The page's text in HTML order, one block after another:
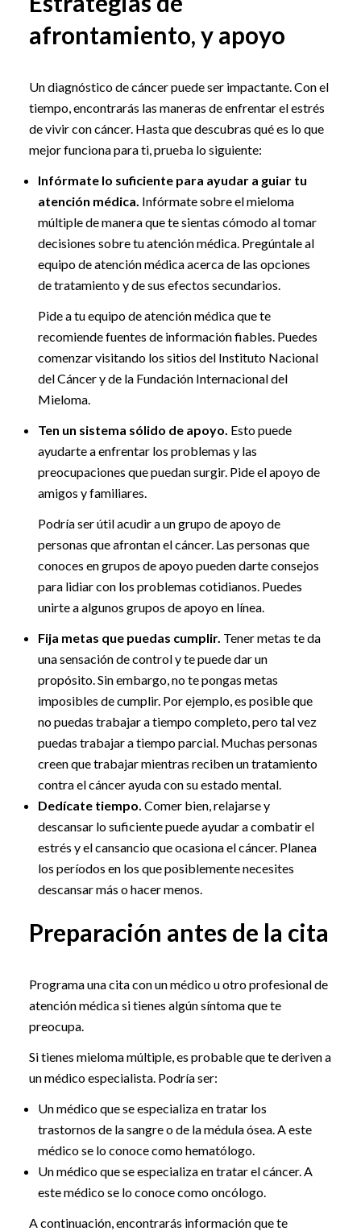
afrontamiento, y apoyo
Un diagnóstico de cáncer puede ser impactante. Con el
tiempo, encontrarás las maneras de enfrentar el estrés
de vivir con cáncer. Hasta que descubras qué es lo que
mejor funciona para ti, prueba lo siguiente:
Infórmate lo suficiente para ayudar a guiar tu
atención médica. Infórmate sobre el mieloma
múltiple de manera que te sientas cómodo al tomar
decisiones sobre tu atención médica. Pregúntale al
equipo de atención médica acerca de las opciones
de tratamiento y de sus efectos secundarios.
Pide a tu equipo de atención médica que te
recomiende fuentes de información fiables. Puedes
comenzar visitando los sitios del Instituto Nacional
del Cáncer y de la Fundación Internacional del
Mieloma.
Ten un sistema sólido de apoyo. Esto puede
ayudarte a enfrentar los problemas y las
preocupaciones que puedan surgir. Pide el apoyo de
amigos y familiares.
Podría ser útil acudir a un grupo de apoyo de
personas que afrontan el cáncer. Las personas que
conoces en grupos de apoyo pueden darte consejos
para lidiar con los problemas cotidianos. Puedes
unirte a algunos grupos de apoyo en línea.
Fija metas que puedas cumplir. Tener metas te da
una sensación de control y te puede dar un
propósito. Sin embargo, no te pongas metas
imposibles de cumplir. Por ejemplo, es posible que
no puedas trabajar a tiempo completo, pero tal vez
puedas trabajar a tiempo parcial. Muchas personas
creen que trabajar mientras reciben un tratamiento
contra el cáncer ayuda con su estado mental.
Dedícate tiempo. Comer bien, relajarse y
descansar lo suficiente puede ayudar a combatir el
estrés y el cansancio que ocasiona el cáncer. Planea
los períodos en los que posiblemente necesites
descansar más o hacer menos.
Preparación antes de la cita
Programa una cita con un médico u otro profesional de
atención médica si tienes algún síntoma que te
preocupa.
Si tienes mieloma múltiple, es probable que te deriven a
un médico especialista. Podría ser:
Un médico que se especializa en tratar los
trastornos de la sangre o de la médula ósea. A este
médico se lo conoce como hematólogo.
Un médico que se especializa en tratar el cáncer. A
este médico se lo conoce como oncólogo.
A continuación, encontrarás información que te